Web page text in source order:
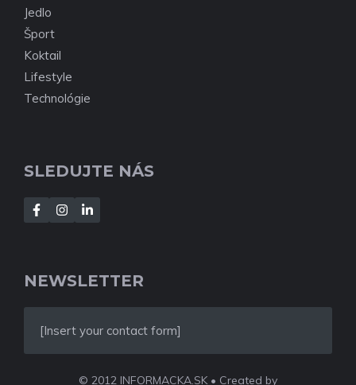
Jedlo
Šport
Koktail
Lifestyle
Technológie
SLEDUJTE NÁS
NEWSLETTER
[Insert your contact form]
© 2012 INFORMACKA.SK • Created by